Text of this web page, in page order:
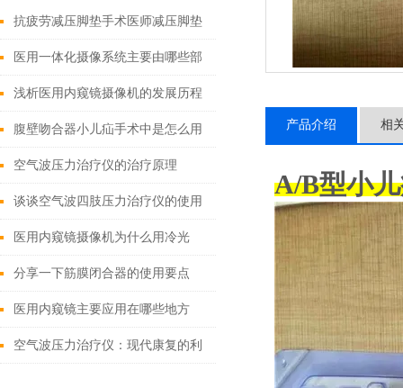
抗疲劳减压脚垫手术医师减压脚垫
的特点
医用一体化摄像系统主要由哪些部
分组成？
浅析医用内窥镜摄像机的发展历程
腹壁吻合器小儿疝手术中是怎么用
的
空气波压力治疗仪的治疗原理
谈谈空气波四肢压力治疗仪的使用
注意事项
医用内窥镜摄像机为什么用冷光
源?
分享一下筋膜闭合器的使用要点
医用内窥镜主要应用在哪些地方
空气波压力治疗仪：现代康复的利
产品介绍 相
A/B型小